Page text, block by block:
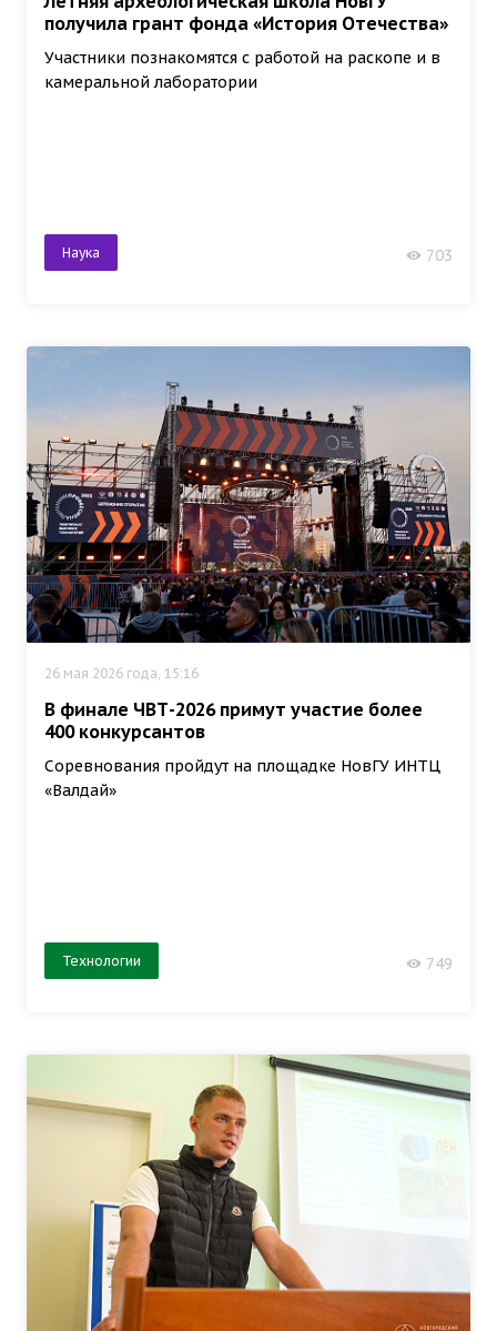
получила грант фонда «История Отечества»
Участники познакомятся с работой на раскопе и в
камеральной лаборатории
Наука 703
26 мая 2026 года, 15:16
В финале ЧВТ-2026 примут участие более
400 конкурсантов
Соревнования пройдут на площадке НовГУ ИНТЦ
«Валдай»
Технологии 749